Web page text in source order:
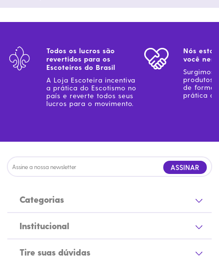
Todos os lucros são
revertidos para os
Escoteiros do Brasil
A Loja Escoteira incentiva
a prática do Escotismo no
país e reverte todos seus
lucros para o movimento.
Nós
você
Surgimos
produtos
de forma
prática
ASSINAR
Categorias
Institucional
Tire suas dúvidas